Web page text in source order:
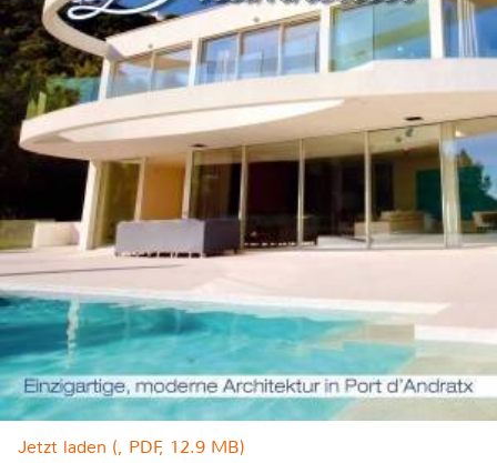
Jetzt laden (, PDF, 12.9 MB)